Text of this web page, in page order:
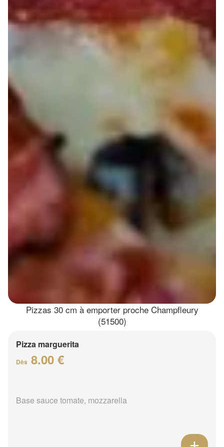
Pizzas 30 cm à emporter proche Champfleury
(51500)
Pizza marguerita
Dès 8.00 €
Base sauce tomate, mozzarella